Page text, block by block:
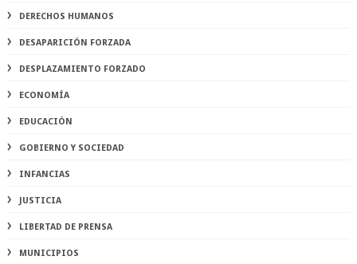
DERECHOS HUMANOS
DESAPARICIÓN FORZADA
DESPLAZAMIENTO FORZADO
ECONOMÍA
EDUCACIÓN
GOBIERNO Y SOCIEDAD
INFANCIAS
JUSTICIA
LIBERTAD DE PRENSA
MUNICIPIOS